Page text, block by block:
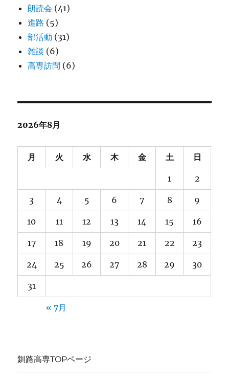
朗読会 (41)
進路 (5)
部活動 (31)
雑談 (6)
高専訪問 (6)
2026年8月
月 火 水 木 金 土 日
1 2
3 4 5 6 7 8 9
10 11 12 13 14 15 16
17 18 19 20 21 22 23
24 25 26 27 28 29 30
31
« 7月
釧路高専TOPページ